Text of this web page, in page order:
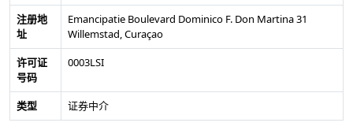
注册地
址
Emancipatie Boulevard Dominico F. Don Martina 31
Willemstad, Curaçao
许可证
号码
0003LSI
类型 证券中介